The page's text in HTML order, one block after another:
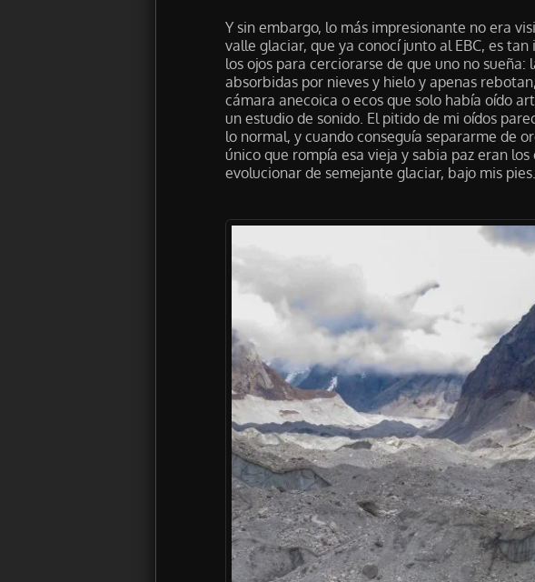
Y sin embargo, lo más impresionante no era
valle glaciar, que ya conocí junto al EBC, es
los ojos para cerciorarse de que uno no sueña:
absorbidas por nieves y hielo y apenas
cámara anecoica o ecos que solo había oído
un estudio de sonido. El pitido de mi oídos
lo normal, y cuando conseguía separarme de
único que rompía esa vieja y sabia paz eran
evolucionar de semejante glaciar, bajo mis pies.